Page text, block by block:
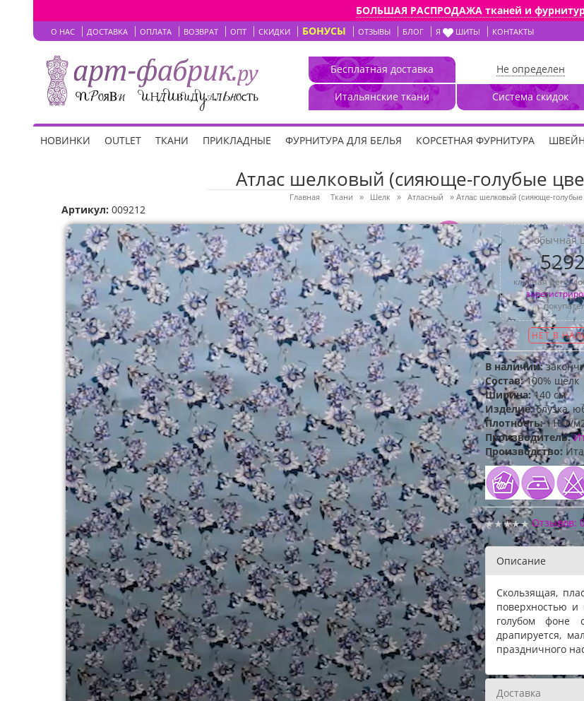
БОЛЬШАЯ РАСПРОДАЖА тканей и
О НАС ДОСТАВКА ОПЛАТА ВОЗВРАТ ОПТ СКИДКИ БОНУСЫ ОТЗЫВЫ БЛОГ Я ШИТЬ! КОНТАКТЫ
Бесплатная доставка
Итальянские ткани
Не определен
Система скидок
НОВИНКИ OUTLET ТКАНИ ПРИКЛАДНЫЕ ФУРНИТУРА ДЛЯ БЕЛЬЯ КОРСЕТНАЯ ФУРНИТУРА
Атлас шелковый (сияюще-голубые
Главная Ткани » Шелк » Атласный » Атлас шелковый (сияюще-голубые
Артикул: 009212
3D обычная
клубная цена
НЕТ В
В наличии:
Состав:100% шелк
Ширина:140 см
Изделие:блузка,
Плотность:110 г/
Производитель:
Производство:
Отзывов:
Описание
Скользящая,
поверхностью
голубом фоне
драпируется,
праздничного
Доставка